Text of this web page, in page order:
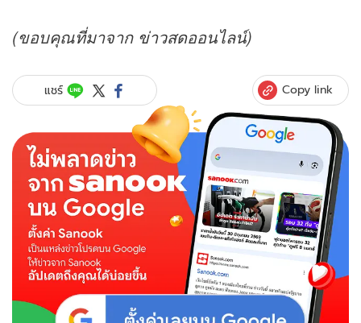
(ขอบคุณที่มาจาก ข่าวสดออนไลน์)
แชร์ Copy link